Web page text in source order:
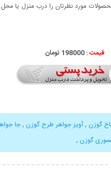
مورد نظرتان را درب منزل یا محل
قیمت : 198000 تومان
گوزن ,آویز جواهر طرح گوزن ,جا
گوزن ,